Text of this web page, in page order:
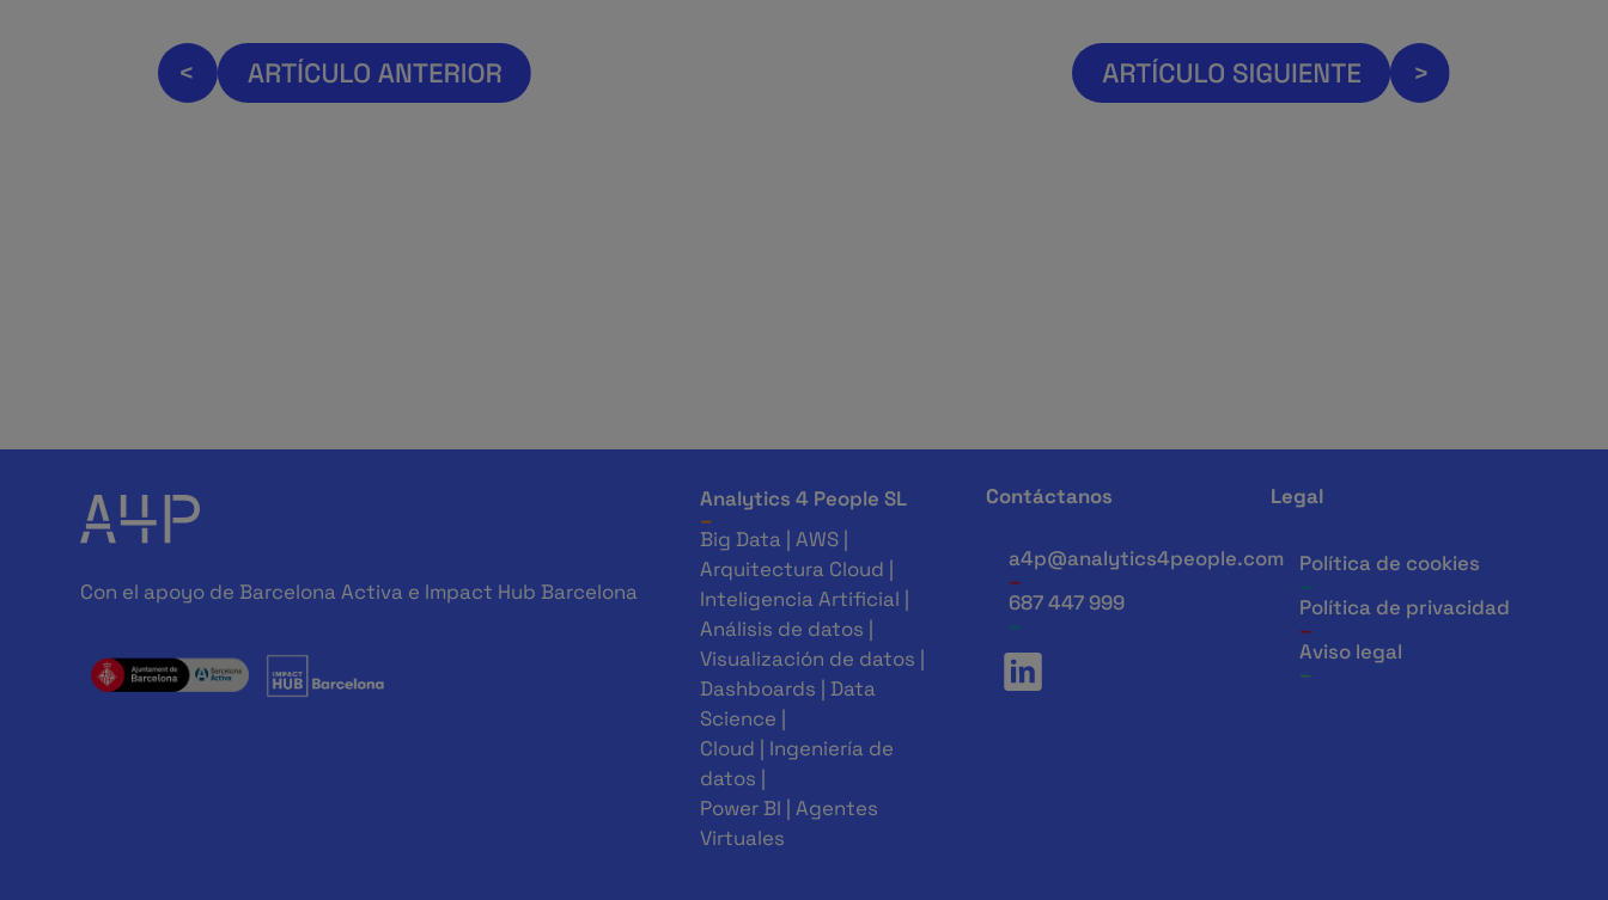
Con el apoyo de Barcelona Activa e Impact Hub Barcelona
Analytics 4 People SL
_
Big Data | AWS |
Arquitectura Cloud |
Inteligencia Artificial |
Análisis de datos |
Visualización de datos |
Dashboards | Data
Science |
Cloud | Ingeniería de
datos |
Power BI | Agentes
Virtuales
Contáctanos
a4p@analytics4people.com
_
687 447 999
_
Legal
Política de cookies
_
Política de privacidad
_
Aviso legal
_